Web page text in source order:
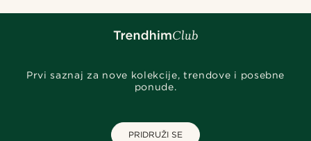
Prvi saznaj za nove kolekcije, trendove i posebne
ponude.
PRIDRUŽI SE